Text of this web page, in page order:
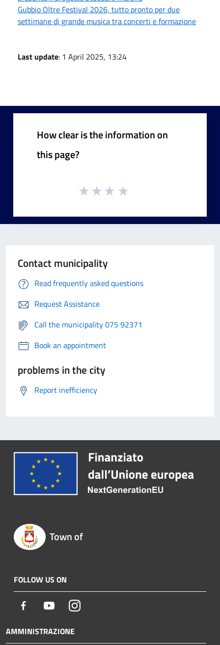
Gubbio Oltre Festival 2026, tutto pronto per due
settimane di grande musica tra concerti e formazione
Last update: 1 April 2025, 13:24
How clear is the information on
this page?
Contact municipality
Read frequently asked questions
Request Assistance
Call the municipality 075 92371
Book an appointment
problems in the city
Report inefficiency
Town of
FOLLOW US ON
Facebook YoutubeInstagram
AMMINISTRAZIONE